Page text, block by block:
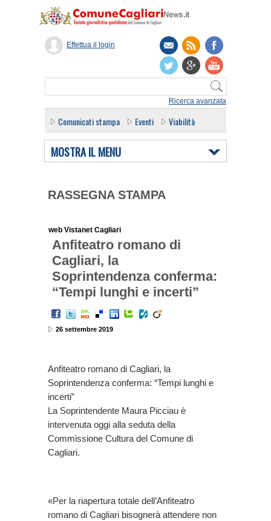
Ricerca avanzata
Effettua il login
Comunicati stampa Eventi Viabilità
MOSTRA IL MENU
RASSEGNA STAMPA
web Vistanet Cagliari
Anfiteatro romano di
Cagliari, la
Soprintendenza conferma:
“Tempi lunghi e incerti”
26 settembre 2019
Anfiteatro romano di Cagliari, la
Soprintendenza conferma: “Tempi lunghi e
incerti”
La Soprintendente Maura Picciau è
intervenuta oggi alla seduta della
Commissione Cultura del Comune di
Cagliari.
«Per la riapertura totale dell’Anfiteatro
romano di Cagliari bisognerà attendere non